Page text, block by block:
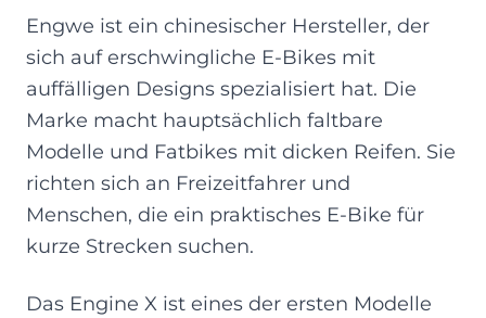
Engwe ist ein chinesischer Hersteller, der
sich auf erschwingliche E-Bikes mit
auffälligen Designs spezialisiert hat. Die
Marke macht hauptsächlich faltbare
Modelle und Fatbikes mit dicken Reifen. Sie
richten sich an Freizeitfahrer und
Menschen, die ein praktisches E-Bike für
kurze Strecken suchen.
Das Engine X ist eines der ersten Modelle